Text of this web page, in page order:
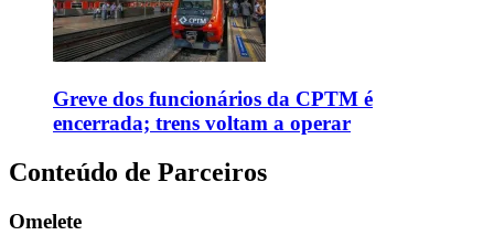
Greve dos funcionários da CPTM é
encerrada; trens voltam a operar
Conteúdo de Parceiros
Omelete